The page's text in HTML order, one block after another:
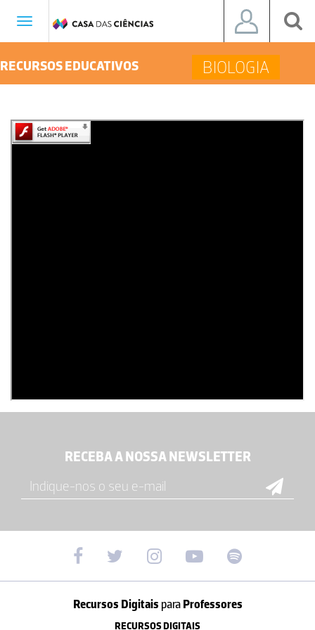
Toggle
RECURSOS EDUCATIVOS BIOLOGIA
RECEBA A NOSSA NEWSLETTER
Recursos Digitais paraProfessores
RECURSOS DIGITAIS